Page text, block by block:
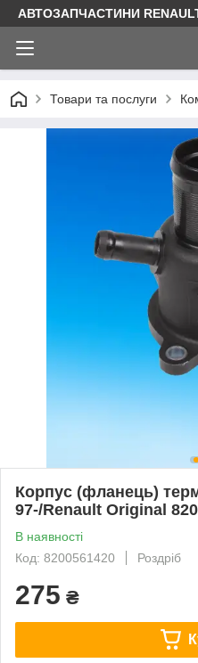
АВТОЗАПЧАСТИНИ
Товари та послуги
Корпус (фланець)
97-/Renault Original
В наявності
Код: 8200561420
Роздріб
275 ₴